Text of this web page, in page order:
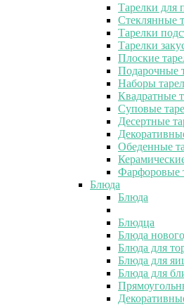
Тарелки для
Стеклянные
Тарелки
Тарелки
Плоские
Подарочные
Наборы
Квадратные
Суповые
Десертные
Обеденные
Фарфоровые
Блюда
Блюда
Блюдца
Блюда
Блюда для
Блюда для
Блюда для